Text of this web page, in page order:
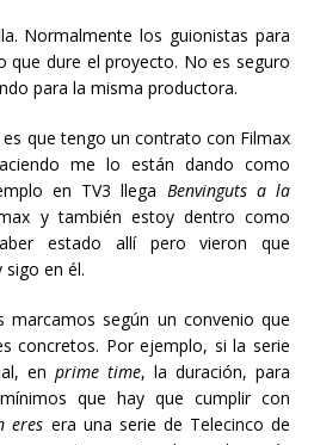
Normalmente los guionistas para
que dure el proyecto. No es seguro
para la misma productora.
que tengo un contrato con Filmax
me lo están dando como
en TV3 llega Benvinguts a la
y también estoy dentro como
estado allí pero vieron que
en él.
según un convenio que
concretos. Por ejemplo, si la serie
en prime time, la duración, para
que hay que cumplir con
eres era una serie de Telecinco de